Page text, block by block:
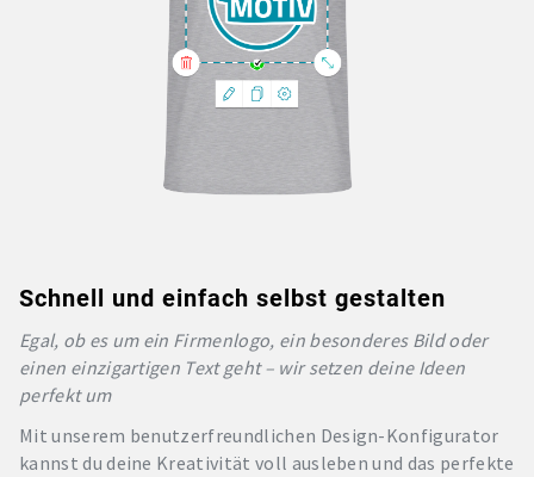
Schnell und einfach selbst gestalten
Egal, ob es um ein Firmenlogo, ein besonderes Bild oder
einen einzigartigen Text geht – wir setzen deine Ideen
perfekt um
Mit unserem benutzerfreundlichen Design-Konfigurator
kannst du deine Kreativität voll ausleben und das perfekte